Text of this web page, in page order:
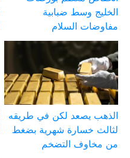
الخليج وسط ضبابية
مفاوضات السلام
الذهب يصعد لكن في طريقه
لثالث خسارة شهرية بضغط
من مخاوف التضخم